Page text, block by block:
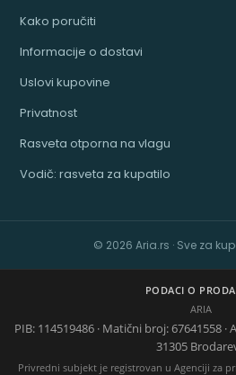
Kako poručiti
Informacije o dostavi
Uslovi kupovine
Privatnost
Rasveta otporna na vlagu
Vodič: rasveta za kupatilo
© 2026 Aria.rs · Sve za
PODACI O
ARIA
PIB: 114519486 · Matični broj: 67641558
31305
Privredni subjekt je registrovan u Agenciji za